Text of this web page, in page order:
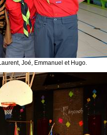
Joé, Emmanuel et Hugo.